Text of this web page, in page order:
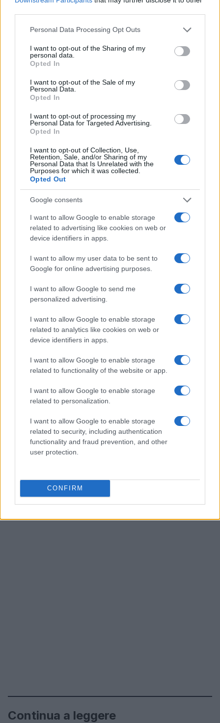
Please note that this website/app uses one or more Google
not limited to your visit or usage behaviour. You may click to
grant or deny consent to Google and its third-party tags to
use your data for below specified purposes in below Google
consent section.
Personal Data Processing Opt Outs
I want to opt-out of the Sharing of my
personal data.
Opted In
I want to opt-out of the Sale of my
Personal Data.
Opted In
I want to opt-out of processing my
Personal Data for Targeted Advertising.
Opted In
I want to opt-out of Collection, Use,
Retention, Sale, and/or Sharing of my
Personal Data that Is Unrelated with the
Purposes for which it was collected.
Opted Out
Google consents
I want to allow Google to enable storage
related to advertising like cookies on web or
device identifiers in apps.
I want to allow my user data to be sent to
Google for online advertising purposes.
I want to allow Google to send me
personalized advertising.
I want to allow Google to enable storage
related to analytics like cookies on web or
device identifiers in apps.
I want to allow Google to enable storage
related to functionality of the website or app.
I want to allow Google to enable storage
related to personalization.
I want to allow Google to enable storage
related to security, including authentication
functionality and fraud prevention, and other
user protection.
CONFIRM
dell’accoglienza turistica in Valle d’Aosta, la
montagna offre paesaggi e percorsi di grande
valore, ma richiede prudenza costante. Chi pratica
rischi concreti, in particolare il pericolo valanghe. È
indispensabile consultare bollettini meteorologici e
di pericolo valanghe, dotarsi di equipaggiamento
adeguato e attenersi alle indicazioni delle guide
alpine e del
Soccorso alpino
. Solo così si
conciliano l’esplorazione dei territori e la tutela
degli ecosistemi attraversati.
Per l’organizzazione dei soggiorni esistono
locali che semplificano la logistica senza
intermediari. Sia per brevi escursioni sia per
soggiorni prolungati, le aree protette e i centri
montani offrono opportunità per rigenerarsi,
storico locale. Gli esperti del settore ricordano che
il rispetto delle regole e la preparazione riducono in
modo significativo i rischi legati alle attività in alta
quota.
AUTORE
Matteo Pellegrino
Matteo Pellegrino ha organizzato una sfilata
promuovere giovani designer; è editorialista
moda che cura rubriche su artigianato e
tendenze locali. Nato a Napoli, conserva
bozze di pattern e appunti presi nelle sartorie
Continua a leggere